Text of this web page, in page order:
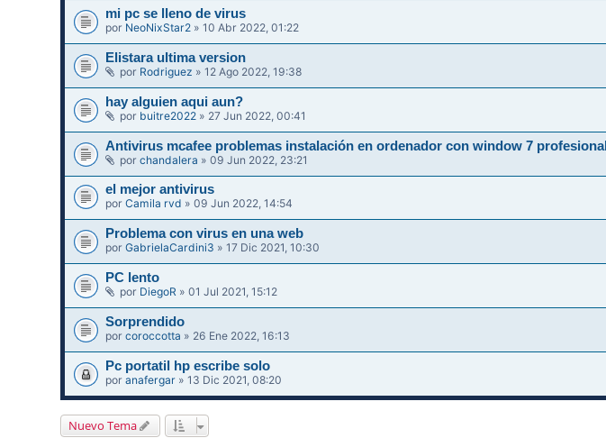
mi pc se lleno de virus
por NeoNixStar2 » 10 Abr 2022, 01:22
Elistara ultima version
por Rodriguez » 12 Ago 2022, 19:38
hay alguien aqui aun?
por buitre2022 » 27 Jun 2022, 00:41
Antivirus mcafee problemas instalación en ordenador con window 7 profesional
porchandalera » 09 Jun 2022, 23:21
el mejor antivirus
porCamila rvd » 09 Jun 2022, 14:54
Problema con virus en una web
porGabrielaCardini3 » 17 Dic 2021, 10:30
PC lento
por DiegoR » 01 Jul 2021, 15:12
Sorprendido
porcoroccotta » 26 Ene 2022, 16:13
Pc portatil hp escribe solo
poranafergar » 13 Dic 2021, 08:20
Nuevo Tema